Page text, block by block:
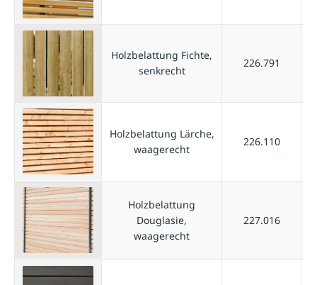
Holzbelattung Fichte,
senkrecht
226.791
Holzbelattung Lärche,
waagerecht
226.110
Holzbelattung
Douglasie,
waagerecht
227.016